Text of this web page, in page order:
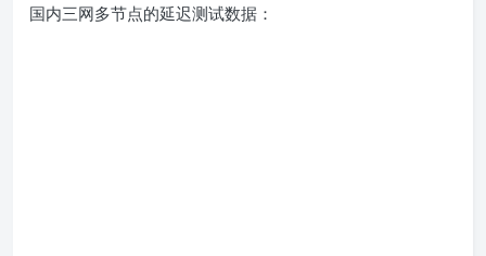
国内三网多节点的延迟测试数据：